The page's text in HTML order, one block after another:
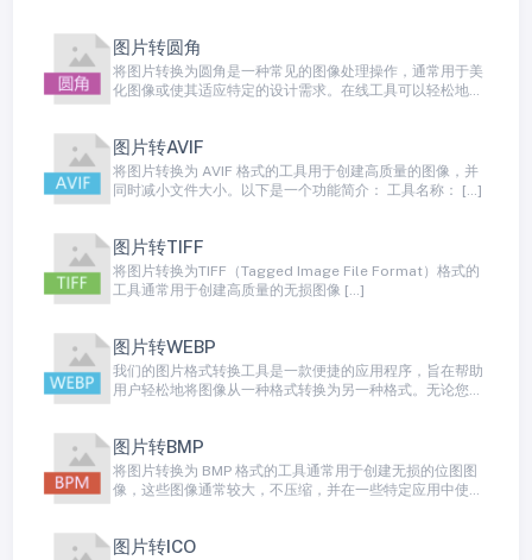
图片转圆角
将图片转换为圆角是一种常见的图像处理操作，通常用于美
化图像或使其适应特定的设计需求。在线工具可以轻松地帮
图片转AVIF
将图片转换为 AVIF 格式的工具用于创建高质量的图像，并
同时减小文件大小。以下是一个功能简介： 工具名称： […]
图片转TIFF
将图片转换为TIFF（Tagged Image File Format）格式的
工具通常用于创建高质量的无损图像 […]
图片转WEBP
我们的图片格式转换工具是一款便捷的应用程序，旨在帮助
用户轻松地将图像从一种格式转换为另一种格式。无论您是
图片转BMP
将图片转换为 BMP 格式的工具通常用于创建无损的位图图
像，这些图像通常较大，不压缩，并在一些特定应用中使
图片转ICO